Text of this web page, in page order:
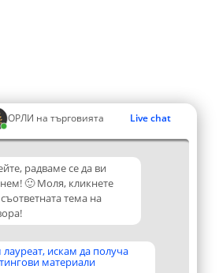
ОРЛИ на търговията Live chat
радваме се да ви
🙂 Моля, кликнете
тема на
искам да получа
материали